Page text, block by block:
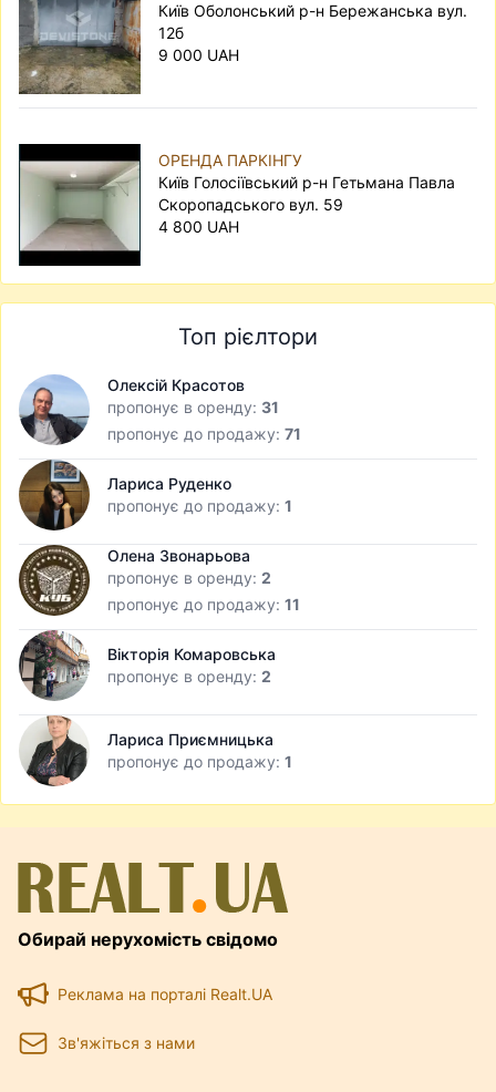
Київ Оболонський р-н Бережанська вул.
12б
9 000 UAH
ОРЕНДА ПАРКІНГУ
Київ Голосіївський р-н Гетьмана Павла
Скоропадського вул. 59
4 800 UAH
Топ рієлтори
Олексій Красотов
пропонує в оренду: 31
пропонує до продажу: 71
Лариса Руденко
пропонує до продажу: 1
Олена Звонарьова
пропонує в оренду: 2
пропонує до продажу: 11
Вікторія Комаровська
пропонує в оренду: 2
Лариса Приємницька
пропонує до продажу: 1
Обирай нерухомість свідомо
Реклама на порталі Realt.UA
Зв'яжіться з нами